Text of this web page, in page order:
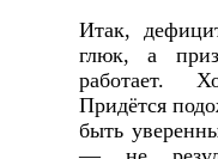
Итак,
глюк, а
работает.
Придётся
быть